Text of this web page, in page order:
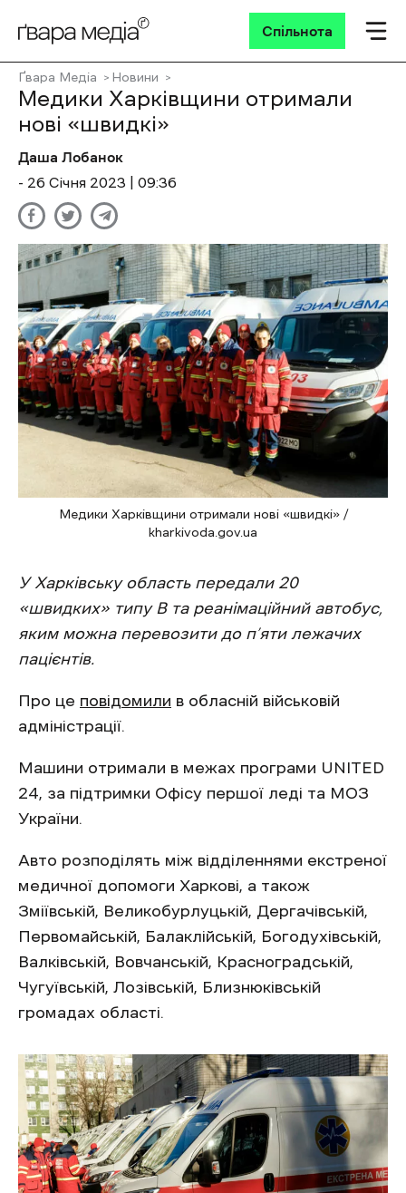
Спільнота
Ґвара Медіа Новини
Медики Харківщини отримали
нові «швидкі»
Даша Лобанок
- 26 Січня 2023 | 09:36
Медики Харківщини отримали нові «швидкі» /
kharkivoda.gov.ua
У Харківську область передали 20
«швидких» типу В та реанімаційний автобус,
яким можна перевозити до п’яти лежачих
пацієнтів.
Про це повідомили в обласній військовій
адміністрації.
Машини отримали в межах програми UNITED
24, за підтримки Офісу першої леді та МОЗ
України.
Авто розподілять між відділеннями екстреної
медичної допомоги Харкові, а також
Зміївській, Великобурлуцькій, Дергачівській,
Первомайській, Балаклійській, Богодухівській,
Валківській, Вовчанській, Красноградській,
Чугуївській, Лозівській, Близнюківській
громадах області.